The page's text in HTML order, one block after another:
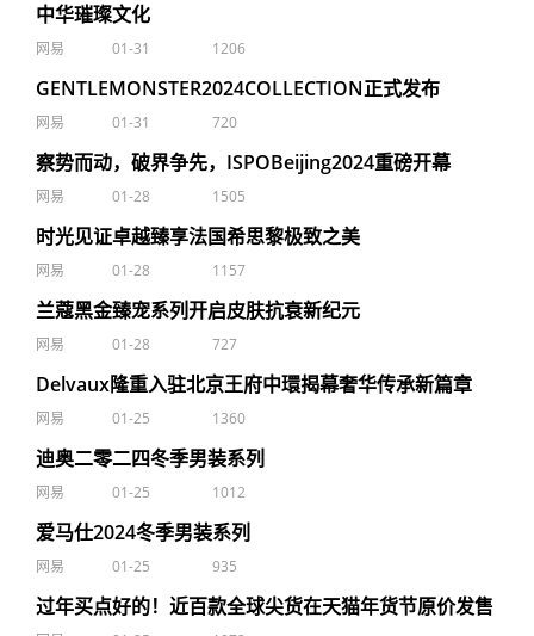
中华璀璨文化
网易 01-31 1206
GENTLEMONSTER2024COLLECTION正式发布
网易 01-31 720
察势而动，破界争先，ISPOBeijing2024重磅开幕
网易 01-28 1505
时光见证卓越臻享法国希思黎极致之美
网易 01-28 1157
兰蔻黑金臻宠系列开启皮肤抗衰新纪元
网易 01-28 727
Delvaux隆重入驻北京王府中環揭幕奢华传承新篇章
网易 01-25 1360
迪奥二零二四冬季男装系列
网易 01-25 1012
爱马仕2024冬季男装系列
网易 01-25 935
过年买点好的！近百款全球尖货在天猫年货节原价发售